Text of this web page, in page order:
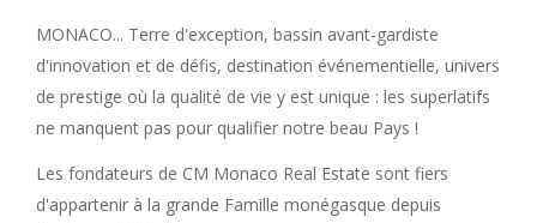
MONACO... Terre d'exception, bassin avant-gardiste
d'innovation et de défis, destination événementielle, univers
de prestige où la qualité de vie y est unique : les superlatifs
ne manquent pas pour qualifier notre beau Pays !
Les fondateurs de CM Monaco Real Estate sont fiers
d'appartenir à la grande Famille monégasque depuis